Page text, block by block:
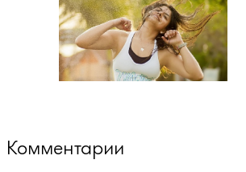
Комментарии